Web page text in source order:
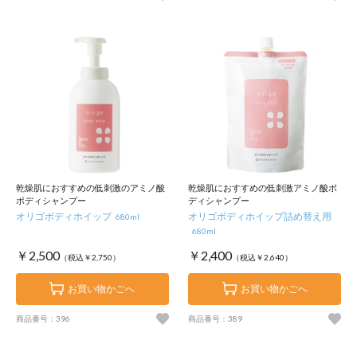
乾燥肌におすすめの低刺激のアミノ酸
ボディシャンプー
オリゴボディホイップ 680ml
￥2,500（税込￥2,750）
お買い物かごへ
商品番号：396
乾燥肌におすすめの低刺激アミノ酸ボ
ディシャンプー
オリゴボディホイップ詰め替え用
680ml
￥2,400（税込￥2,640）
お買い物かごへ
商品番号：389